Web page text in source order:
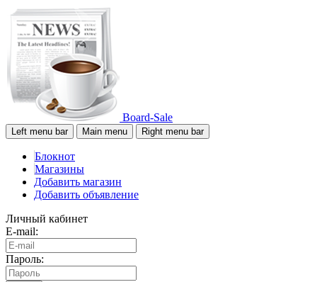
Board-Sale
Left menu bar Main menu Right menu bar
Блокнот
Магазины
Добавить магазин
Добавить объявление
Личный кабинет
E-mail:
Пароль: